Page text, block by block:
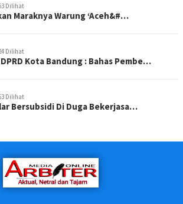
Dilihat
Maraknya Warung ‘Aceh&#…
Dilihat
DPRD Kota Bandung : Bahas Pembe…
Dilihat
Bersubsidi Di Duga Bekerjasa…